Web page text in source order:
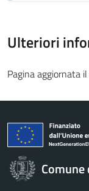
Ulteriori
Pagina aggiornata
Comune